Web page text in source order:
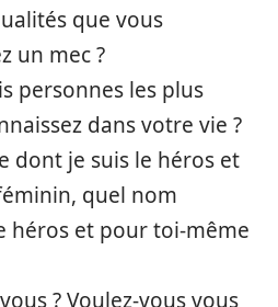
que vous
un mec ?
personnes les plus
dans votre vie ?
dont je suis le héros et
quel nom
héros et pour toi-même
? Voulez-vous vous